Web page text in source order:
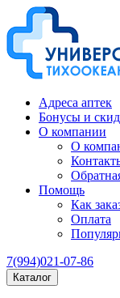
Адреса аптек
Бонусы и
О компании
О
Помощь
Как
Оплата
7(994)021-07-86
Каталог